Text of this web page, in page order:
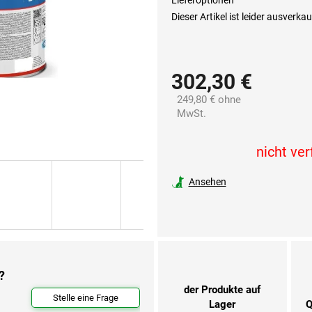
302,30 €
249,80 € ohne
MwSt.
nicht
Dieser Artikel ist leider
Ansehen
Stelle eine Frage
der Produkte auf
Lager